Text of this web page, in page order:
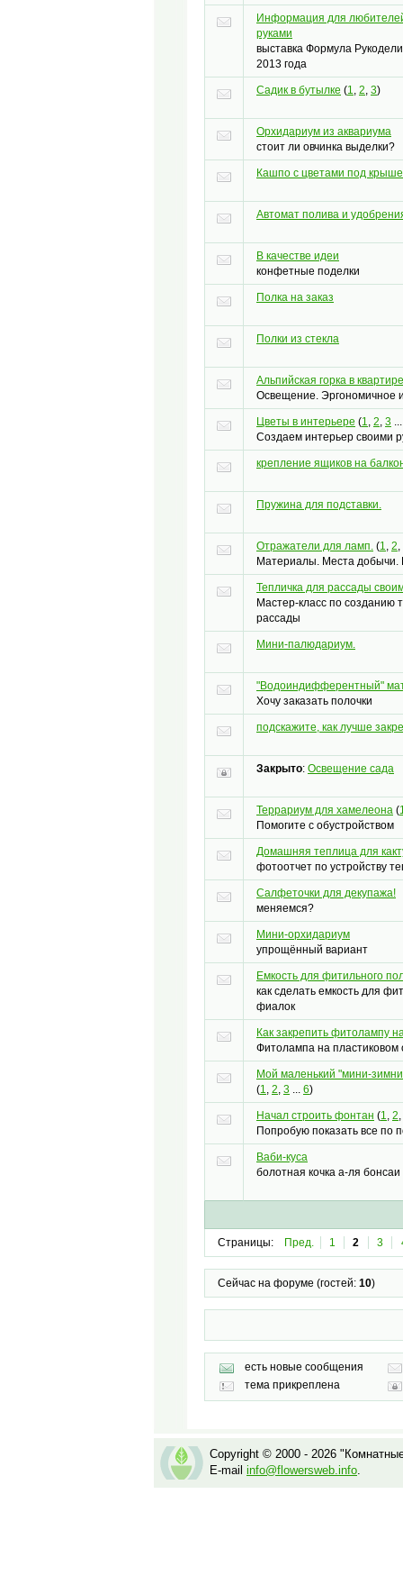
Информация для
руками
выставка Формула
2013 года
Садик в бутылке (1, 2, 3)
Орхидариум из аквариума
стоит ли овчинка выделки?
Кашпо с цветами под
Автомат полива и
В качестве идеи
конфетные поделки
Полка на заказ
Полки из стекла
Альпийская горка в
Освещение. Эргономичное
Цветы в интерьере (1, 2, 3
Создаем интерьер своими
крепление ящиков на
Пружина для подставки.
Отражатели для ламп. (1, 2,
Материалы. Места добычи.
Тепличка для рассады
Мастер-класс по созданию
рассады
Мини-палюдариум.
"Водоиндифферентный"
Хочу заказать полочки
подскажите, как лучше
Закрыто: Освещение сада
Террариум для хамелеона (
Помогите с обустройством
Домашняя теплица для
фотоотчет по устройству
Салфеточки для декупажа!
меняемся?
Мини-орхидариум
упрощённый вариант
Емкость для фитильного
как сделать емкость для
фиалок
Как закрепить фитолампу
Фитолампа на пластиковом
Мой маленький "мини-
(1, 2, 3 ... 6)
Начал строить фонтан (1, 2,
Попробую показать все по
Ваби-куса
болотная кочка а-ля бонсаи
Страницы: Пред. 1 2 3
Сейчас на форуме (гостей: 10)
есть новые сообщения
тема прикреплена
Copyright © 2000 - 2026
E-mail info@flowersweb.info.